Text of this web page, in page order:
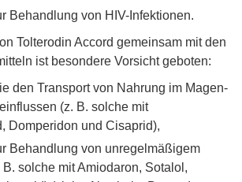
Behandlung von HIV-Infektionen.
Tolterodin Accord gemeinsam mit den
ist besondere Vorsicht geboten:
den Transport von Nahrung im Magen-
(z. B. solche mit
Domperidon und Cisaprid),
Behandlung von unregelmäßigem
solche mit Amiodaron, Sotalol,